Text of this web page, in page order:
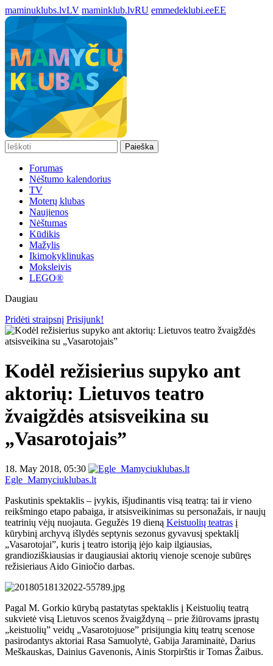
maminuklubs.lvLV maminklub.lvRU emmedeklubi.eeEE
Paieška
Forumas
Nėštumo kalendorius
TV
Moterų klubas
Naujienos
Nėštumas
Kūdikis
Mažylis
Ikimokyklinukas
Moksleivis
LEGO®
Daugiau
Pridėti straipsnį Prisijunk!
Kodėl režisierius supyko ant
aktorių: Lietuvos teatro
žvaigždės atsisveikina su
„Vasarotojais”
18. May 2018, 05:30
Egle_Mamyciuklubas.lt
Paskutinis spektaklis – įvykis, išjudinantis visą teatrą: tai ir vieno
reikšmingo etapo pabaiga, ir atsisveikinimas su personažais, ir naujų
teatrinių vėjų nuojauta. Gegužės 19 dieną Keistuolių teatras į
kūrybinį archyvą išlydės septynis sezonus gyvavusį spektaklį
„Vasarotojai”, kuris į teatro istoriją įėjo kaip ilgiausias,
grandioziškiausias ir daugiausiai aktorių vienoje scenoje subūręs
režisieriaus Aido Giniočio darbas.
Pagal M. Gorkio kūrybą pastatytas spektaklis į Keistuolių teatrą
sukvietė visą Lietuvos scenos žvaigždyną – prie žiūrovams įprastų
„keistuolių” veidų „Vasarotojuose” prisijungia kitų teatrų scenose
pasirodantys aktoriai Rasa Samuolytė, Gabija Jaraminaitė, Darius
Meškauskas, Dainius Gavenonis, Ainis Storpirštis ir Tomas Žaibus.